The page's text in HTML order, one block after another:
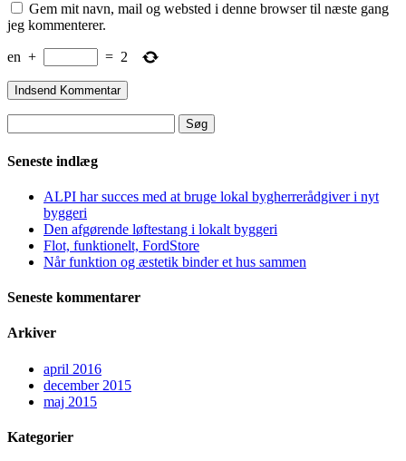
Gem mit navn, mail og websted i denne browser til næste gang
jeg kommenterer.
en + = 2
efter:
Seneste indlæg
ALPI har succes med at bruge lokal bygherrerådgiver i nyt
byggeri
Den afgørende løftestang i lokalt byggeri
Flot, funktionelt, FordStore
Når funktion og æstetik binder et hus sammen
Seneste kommentarer
Arkiver
april 2016
december 2015
maj 2015
Kategorier